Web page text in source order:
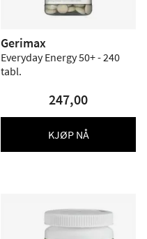
Gerimax
Everyday Energy 50+ - 240
tabl.
247,00
KJØP NÅ